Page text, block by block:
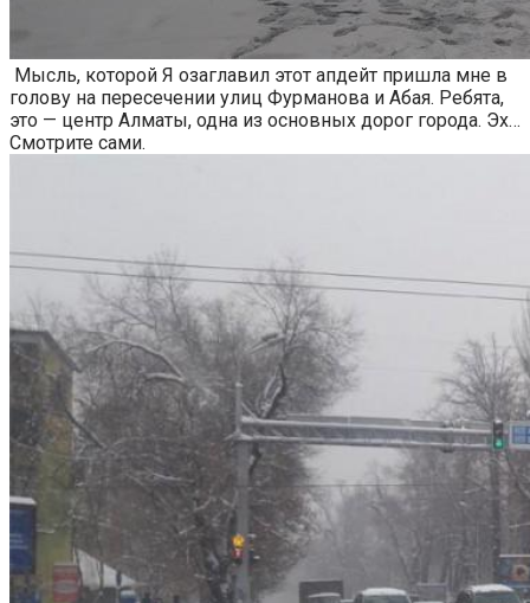
Мысль, которой Я озаглавил этот апдейт пришла мне в
голову на пересечении улиц Фурманова и Абая. Ребята,
это — центр Алматы, одна из основных дорог города. Эх…
Смотрите сами.